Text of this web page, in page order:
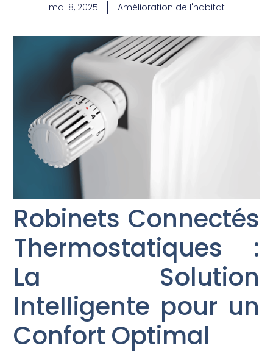
mai 8, 2025 Amélioration de l'habitat
Robinets Connectés
Thermostatiques :
La Solution
Intelligente pour un
Confort Optimal